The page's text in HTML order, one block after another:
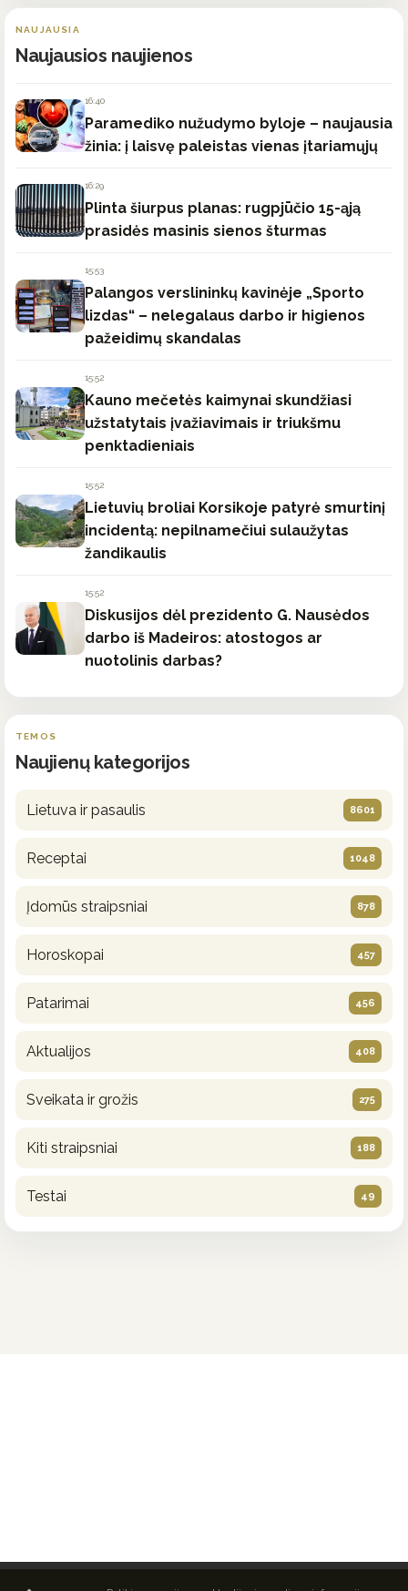
NAUJAUSIA
Naujausios naujienos
16:40
Paramediko nužudymo byloje – naujausia
žinia: į laisvę paleistas vienas įtariamųjų
16:29
Plinta šiurpus planas: rugpjūčio 15-ąją
prasidės masinis sienos šturmas
15:53
Palangos verslininkų kavinėje „Sporto
lizdas“ – nelegalaus darbo ir higienos
pažeidimų skandalas
15:52
Kauno mečetės kaimynai skundžiasi
užstatytais įvažiavimais ir triukšmu
penktadieniais
15:52
Lietuvių broliai Korsikoje patyrė smurtinį
incidentą: nepilnamečiui sulaužytas
žandikaulis
15:52
Diskusijos dėl prezidento G. Nausėdos
darbo iš Madeiros: atostogos ar
nuotolinis darbas?
TEMOS
Naujienų kategorijos
Lietuva ir pasaulis 8601
Receptai 1048
Įdomūs straipsniai 878
Horoskopai 457
Patarimai 456
Aktualijos 408
Sveikata ir grožis 275
Kiti straipsniai 188
Testai 49